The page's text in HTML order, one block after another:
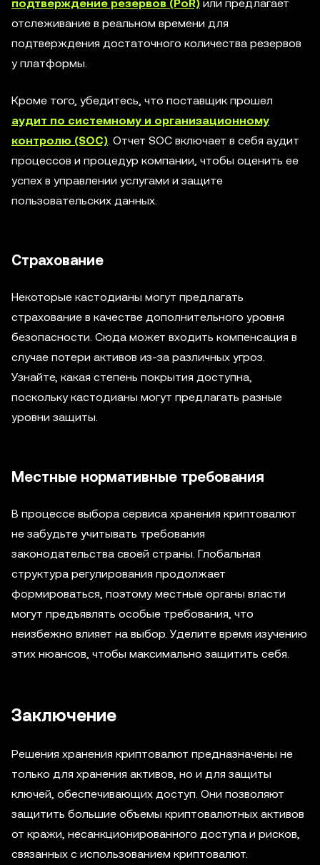
подтверждение резервов (PoR) или предлагает
отслеживание в реальном времени для
подтверждения достаточного количества резервов
у платформы.
Кроме того, убедитесь, что поставщик прошел
аудит по системному и организационному
контролю (SOC). Отчет SOC включает в себя аудит
процессов и процедур компании, чтобы оценить ее
успех в управлении услугами и защите
пользовательских данных.
Страхование
Некоторые кастодианы могут предлагать
страхование в качестве дополнительного уровня
безопасности. Сюда может входить компенсация в
случае потери активов из-за различных угроз.
Узнайте, какая степень покрытия доступна,
поскольку кастодианы могут предлагать разные
уровни защиты.
Местные нормативные требования
В процессе выбора сервиса хранения криптовалют
не забудьте учитывать требования
законодательства своей страны. Глобальная
структура регулирования продолжает
формироваться, поэтому местные органы власти
могут предъявлять особые требования, что
неизбежно влияет на выбор. Уделите время изучению
этих нюансов, чтобы максимально защитить себя.
Заключение
Решения хранения криптовалют предназначены не
только для хранения активов, но и для защиты
ключей, обеспечивающих доступ. Они позволяют
защитить большие объемы криптовалютных активов
от кражи, несанкционированного доступа и рисков,
связанных с использованием криптовалют.